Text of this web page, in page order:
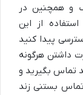
و همچنین در
از این
پیدا کنید
داشتن هرگونه
تماس بگیرید و
بستنی زند